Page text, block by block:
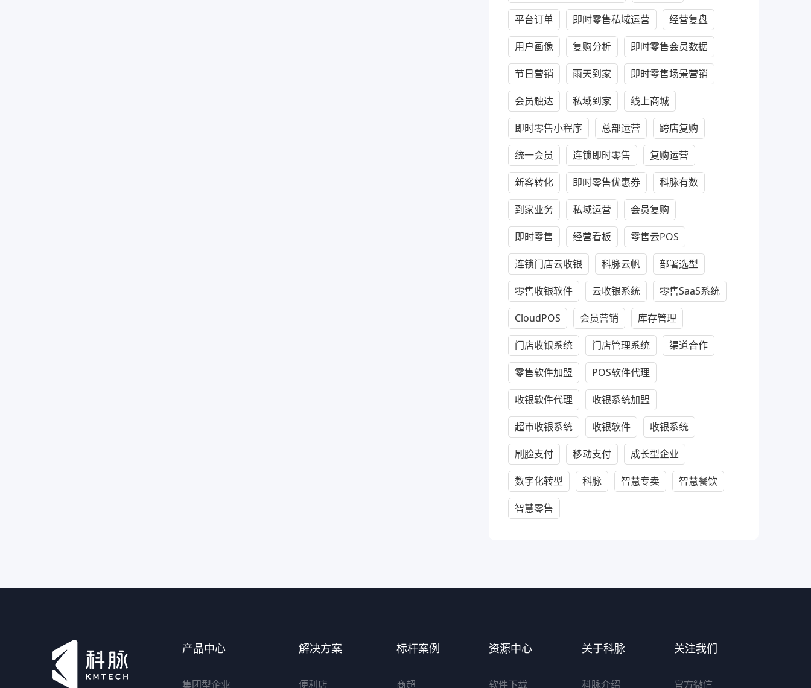
平台订单 即时零售私域运营 经营复盘
用户画像 复购分析 即时零售会员数据
节日营销 雨天到家 即时零售场景营销
会员触达 私域到家 线上商城
即时零售小程序 总部运营 跨店复购
统一会员 连锁即时零售 复购运营
新客转化 即时零售优惠券 科脉有数
到家业务 私域运营 会员复购
即时零售 经营看板 零售云POS
连锁门店云收银 科脉云帆 部署选型
零售收银软件 云收银系统 零售SaaS系统
CloudPOS 会员营销 库存管理
门店收银系统 门店管理系统 渠道合作
零售软件加盟 POS软件代理
收银软件代理 收银系统加盟
超市收银系统 收银软件 收银系统
刷脸支付 移动支付 成长型企业
数字化转型 科脉 智慧专卖 智慧餐饮
智慧零售
产品中心
集团型企业
解决方案
便利店
标杆案例
商超
资源中心
软件下载
关于科脉
科脉介绍
关注我们
官方微信